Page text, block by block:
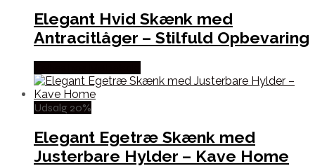
Elegant Hvid Skænk med
Antracitlåger – Stilfuld Opbevaring
Udsalg 20%
Elegant Egetræ Skænk med
Justerbare Hylder – Kave Home